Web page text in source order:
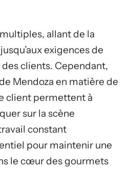
allant de la
exigences de
clients. Cependant,
Mendoza en matière de
client permettent à
sur la scène
constant
pour maintenir une
le cœur des gourmets